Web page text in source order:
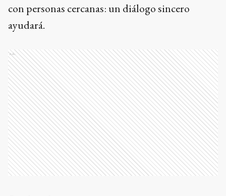
con personas cercanas: un diálogo sincero
ayudará.
Ads